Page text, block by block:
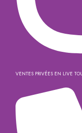
VENTES PRIVÉES EN LIVE